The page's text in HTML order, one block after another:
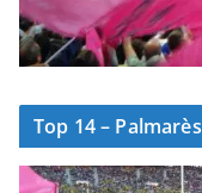
Top 14 – Palmarès